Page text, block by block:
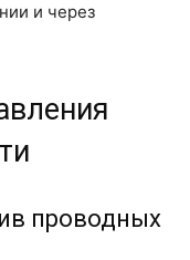
и через
проводных